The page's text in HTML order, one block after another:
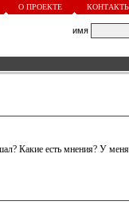
О ПРОЕКТЕ
имя
Какие есть мнения? У